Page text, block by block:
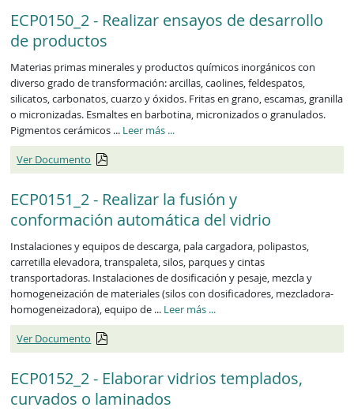
ECP0150_2 - Realizar ensayos de desarrollo
de productos
Materias primas minerales y productos químicos inorgánicos con
diverso grado de transformación: arcillas, caolines, feldespatos,
silicatos, carbonatos, cuarzo y óxidos. Fritas en grano, escamas, granilla
o micronizadas. Esmaltes en barbotina, micronizados o granulados.
Pigmentos cerámicos ... Leer más ECP0150_2
...
Ver Documento
ECP0151_2 - Realizar la fusión y
conformación automática del vidrio
Instalaciones y equipos de descarga, pala cargadora, polipastos,
carretilla elevadora, transpaleta, silos, parques y cintas
transportadoras. Instalaciones de dosificación y pesaje, mezcla y
homogeneización de materiales (silos con dosificadores, mezcladora-
homogeneizadora), equipo de ... Leer más ECP0151_2
...
Ver Documento
ECP0152_2 - Elaborar vidrios templados,
curvados o laminados